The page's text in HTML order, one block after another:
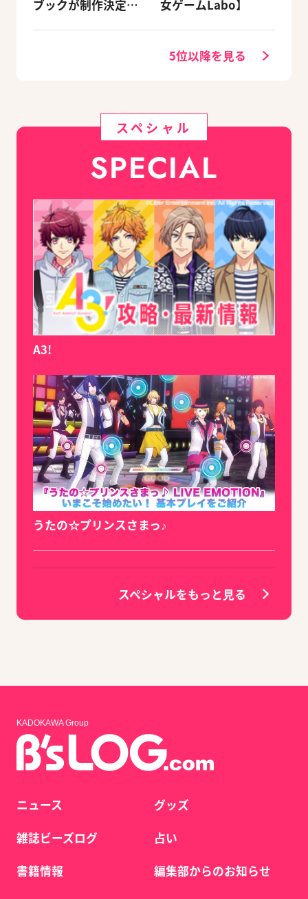
ブックが制作決定！
女ゲームLabo】
5位以降を見る
スペシャル
SPECIAL
A3!
うたの☆プリンスさまっ♪
スペシャルをもっと見る
KADOKAWA Group
ニュース
雑誌ビーズログ
書籍情報
グッズ
占い
編集部からのお知らせ